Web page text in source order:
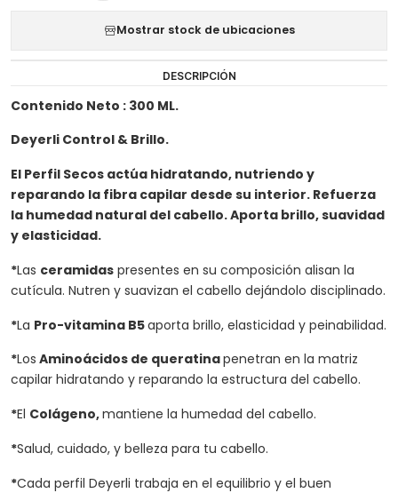
Mostrar stock de ubicaciones
DESCRIPCIÓN
Contenido Neto : 300 ML.
Deyerli Control & Brillo.
El Perfil Secos actúa hidratando, nutriendo y
reparando la fibra capilar desde su interior. Refuerza
la humedad natural del cabello. Aporta brillo, suavidad
y elasticidad.
*Las ceramidaspresentes en su composición alisan la
cutícula. Nutren y suavizan el cabello dejándolo disciplinado.
*La Pro-vitamina B5aporta brillo, elasticidad y peinabilidad.
*Los Aminoácidos de queratinapenetran en la matriz
capilar hidratando y reparando la estructura del cabello.
*El Colágeno,mantiene la humedad del cabello.
*Salud, cuidado, y belleza para tu cabello.
*Cada perfil Deyerli trabaja en el equilibrio y el buen